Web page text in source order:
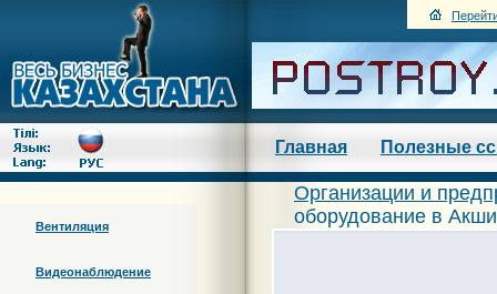
Главная Полезные
Вентиляция
Видеонаблюдение
Организации и
оборудование в